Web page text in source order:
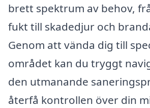
brett spektrum av behov,
fukt till skadedjur och
Genom att vända dig till
området kan du tryggt
den utmanande
återfå kontrollen över din